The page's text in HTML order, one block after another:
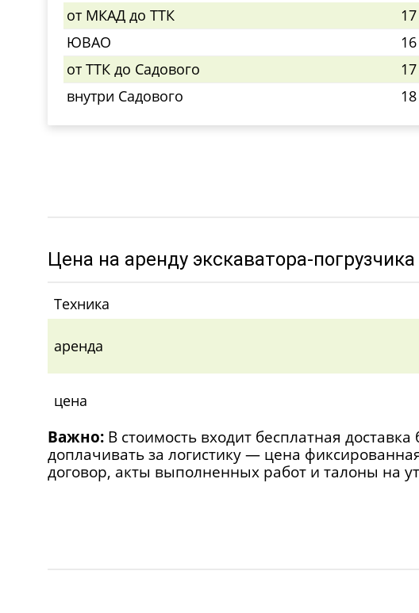
от МКАД до ТТК
ЮВАО
от ТТК до Садового
внутри Садового
Цена на аренду экскаватора-погрузчика
Техника
аренда
цена
Важно:В стоимость входит бесплатная
доплачивать за логистику — цена
договор, акты выполненных работ и талоны на